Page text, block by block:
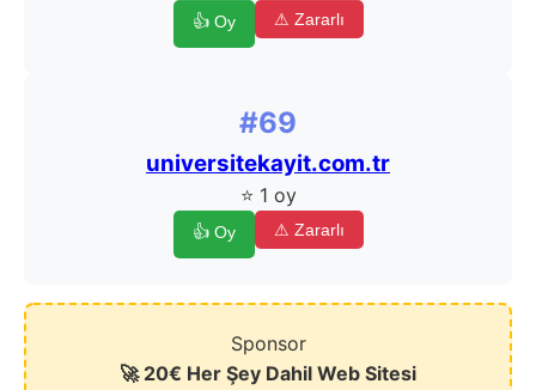
👍 Oy ⚠ Zararlı
#69
universitekayit.com.tr
⭐ 1 oy
👍 Oy ⚠ Zararlı
Sponsor
🚀 20€ Her Şey Dahil Web Sitesi